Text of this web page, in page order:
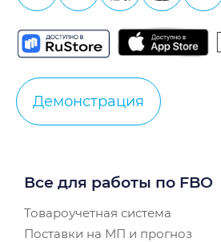
Демонстрация
Все для работы по FBO
Товароучетная система
Поставки на МП и прогноз